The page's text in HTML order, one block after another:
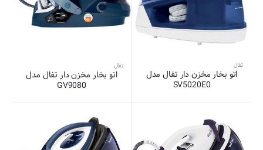
تفال
اتو بخار مخزن دار تفال مدل
SV5020E0
تفال
اتو بخار مخزن دار تفال مدل
GV9080